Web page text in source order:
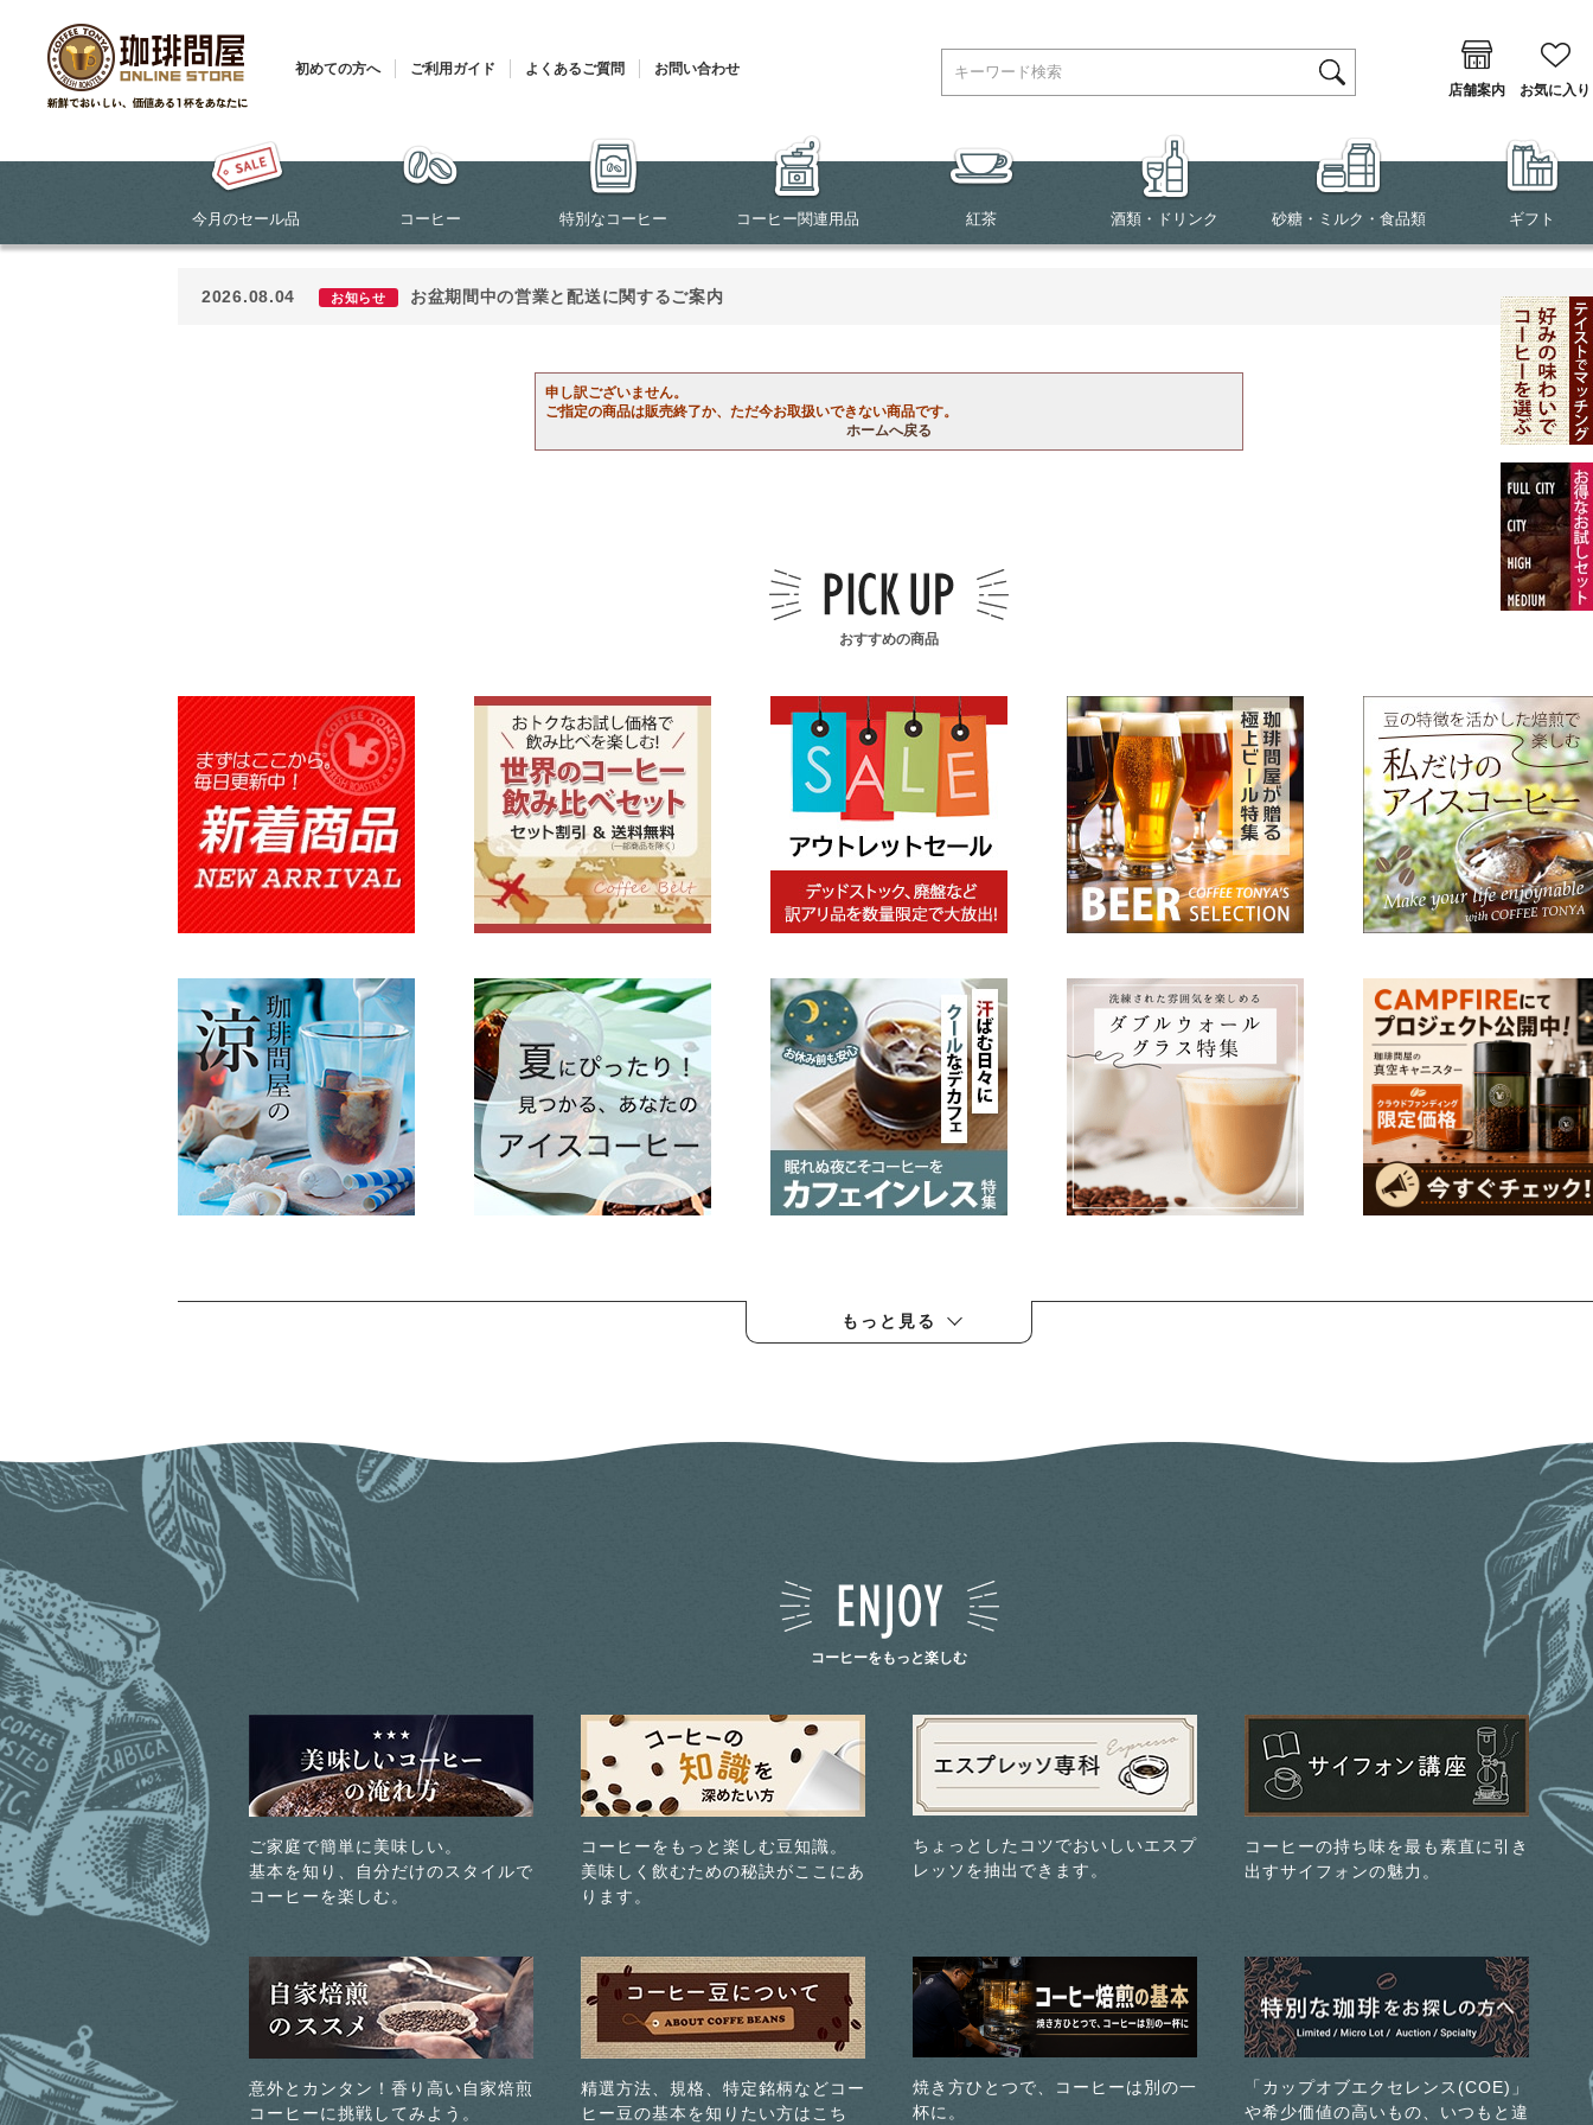
初めての方へ ご利用ガイド よくあるご質問
お問い合わせ
店舗案内
お気に入り
今月のセール品 コーヒー 特別なコーヒー コーヒー関連用品 紅茶 酒類・ドリンク 砂糖・ミルク・食品類 ギフト
2026.08.04 お知らせ お盆期間中の営業と配送に関するご案内
申し訳ございません。
ご指定の商品は販売終了か、ただ今お取扱いできない商品です。
ホームへ戻る
おすすめの商品
もっと見る
コーヒーをもっと楽しむ
ご家庭で簡単に美味しい。
基本を知り、自分だけのスタイルで
コーヒーを楽しむ。
コーヒーをもっと楽しむ豆知識。
美味しく飲むための秘訣がここにあ
ります。
ちょっとしたコツでおいしいエスプ
レッソを抽出できます。
コーヒーの持ち味を最も素直に引き
出すサイフォンの魅力。
意外とカンタン！香り高い自家焙煎
コーヒーに挑戦してみよう。
精選方法、規格、特定銘柄などコー
ヒー豆の基本を知りたい方はこち
焼き方ひとつで、コーヒーは別の一
杯に。
「カップオブエクセレンス(COE)」
や希少価値の高いもの、いつもと違